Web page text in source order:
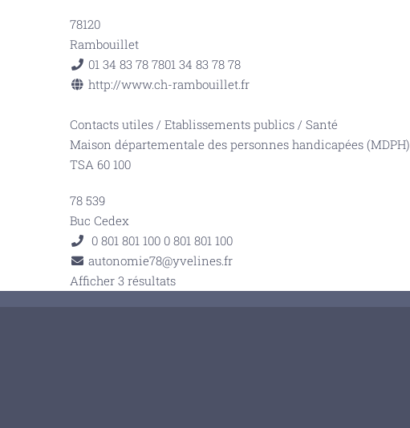
78120
Rambouillet
01 34 83 78 7801 34 83 78 78
http://www.ch-rambouillet.fr
Contacts utiles / Etablissements publics / Santé
Maison départementale des personnes handicapées (MDPH)
TSA 60 100
78 539
Buc Cedex
0 801 801 1000 801 801 100
autonomie78@yvelines.fr
Afficher 3 résultats